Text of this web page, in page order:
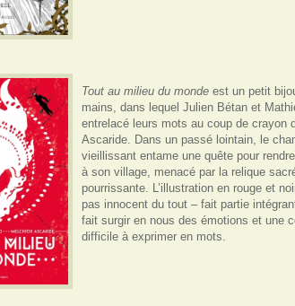
Tout au milieu du mondeest un petit
mains, dans lequel Julien Bétan et
entrelacé leurs mots au coup de crayon
Ascaride. Dans un passé lointain, le
vieillissant entame une quête pour
à son village, menacé par la relique
pourrissante. L’illustration en rouge et
pas innocent du tout – fait partie
fait surgir en nous des émotions et une
difficile à exprimer en mots.